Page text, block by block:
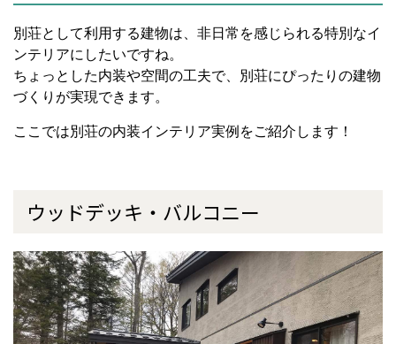
別荘として利用する建物は、非日常を感じられる特別なイ
ンテリアにしたいですね。
ちょっとした内装や空間の工夫で、別荘にぴったりの建物
づくりが実現できます。
ここでは別荘の内装インテリア実例をご紹介します！
ウッドデッキ・バルコニー